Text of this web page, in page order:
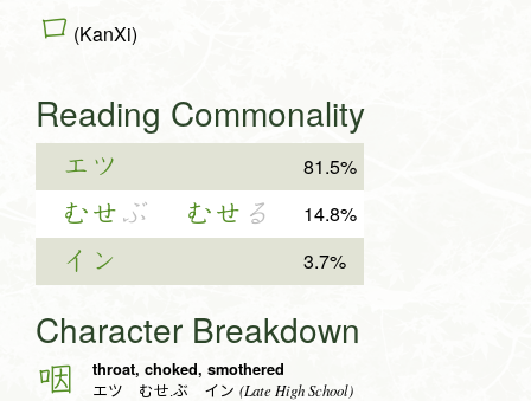
口 (KanXi)
Reading Commonality
エツ 81.5%
むせ ぶ むせ る 14.8%
イン 3.7%
Character Breakdown
咽 throat, choked, smothered
エツ むせ.ぶ イン (Late High School)